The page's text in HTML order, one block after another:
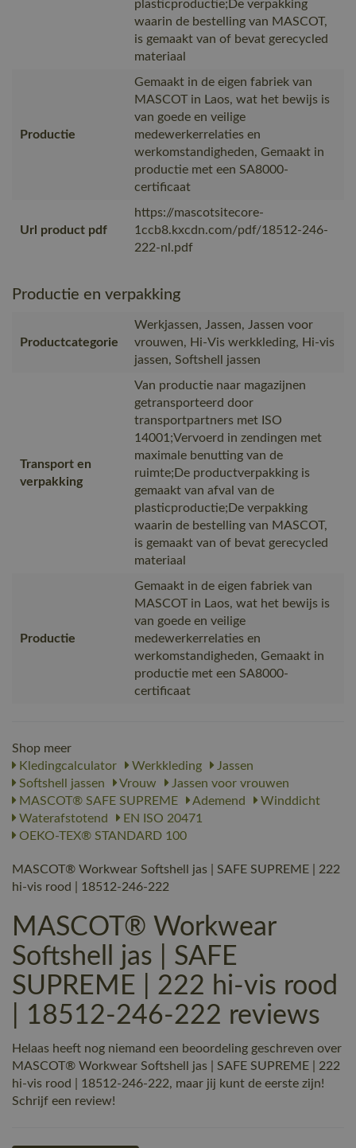
plasticproductie;De verpakking
waarin de bestelling van MASCOT,
is gemaakt van of bevat gerecycled
materiaal
Productie
Gemaakt in de eigen fabriek van
MASCOT in Laos, wat het bewijs is
van goede en veilige
medewerkerrelaties en
werkomstandigheden, Gemaakt in
productie met een SA8000-
certificaat
Url product pdf
https://mascotsitecore-
1ccb8.kxcdn.com/pdf/18512-246-
222-nl.pdf
Productie en verpakking
Productcategorie
Werkjassen, Jassen, Jassen voor
vrouwen, Hi-Vis werkkleding, Hi-vis
jassen, Softshell jassen
Transport en
verpakking
Van productie naar magazijnen
getransporteerd door
transportpartners met ISO
14001;Vervoerd in zendingen met
maximale benutting van de
ruimte;De productverpakking is
gemaakt van afval van de
plasticproductie;De verpakking
waarin de bestelling van MASCOT,
is gemaakt van of bevat gerecycled
materiaal
Productie
Gemaakt in de eigen fabriek van
MASCOT in Laos, wat het bewijs is
van goede en veilige
medewerkerrelaties en
werkomstandigheden, Gemaakt in
productie met een SA8000-
certificaat
Shop meer
Kledingcalculator
Werkkleding
Jassen
Softshell jassen
Vrouw
Jassen voor vrouwen
MASCOT® SAFE SUPREME
Ademend
Winddicht
Waterafstotend
EN ISO 20471
OEKO-TEX® STANDARD 100
MASCOT® Workwear Softshell jas | SAFE SUPREME | 222
hi-vis rood | 18512-246-222
MASCOT® Workwear
Softshell jas | SAFE
SUPREME | 222 hi-vis rood
| 18512-246-222 reviews
Helaas heeft nog niemand een beoordeling geschreven over
MASCOT® Workwear Softshell jas | SAFE SUPREME | 222
hi-vis rood | 18512-246-222, maar jij kunt de eerste zijn!
Schrijf een review!